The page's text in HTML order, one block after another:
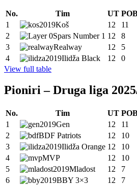
No. Tim UT
1
Koš 12 11
2
Spars Number 1 12 8
3
Realway 12 5
4
Ilidža Black 12 0
View full table
Pioniri – Druga liga
No. Tim UT
1
Gen 12 11
2
BDF Patriots 12 10
3
Ilidža Orange 12 10
4
MVP 12 10
5
Mladost 12 7
6
BBY 3×3 12 7